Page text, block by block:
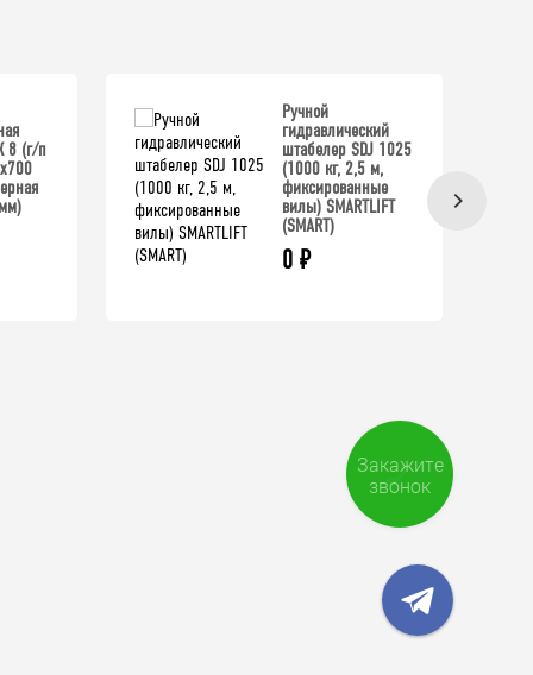
8 (г/п
Ручной
гидравлический
штабелер SDJ 1025
(1000 кг, 2,5 м,
фиксированные
вилы) SMARTLIFT
(SMART)
0 ₽
Закажите
звонок